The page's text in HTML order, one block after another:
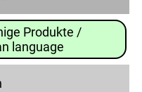
Produkte /
language